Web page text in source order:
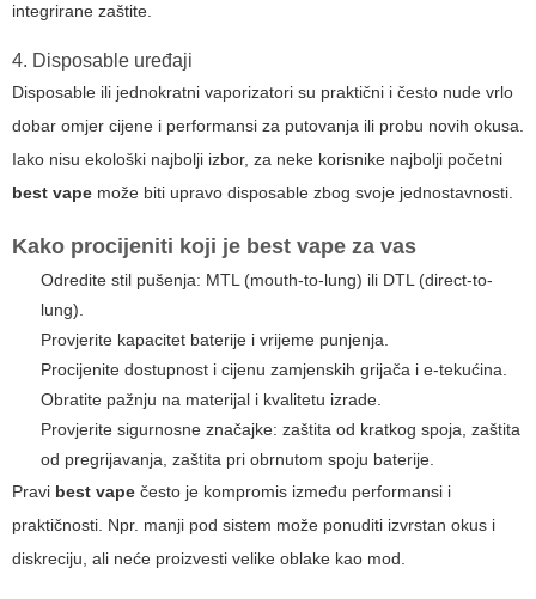
integrirane zaštite.
4. Disposable uređaji
Disposable ili jednokratni vaporizatori su praktični i često nude vrlo
dobar omjer cijene i performansi za putovanja ili probu novih okusa.
Iako nisu ekološki najbolji izbor, za neke korisnike najbolji početni
best vape može biti upravo disposable zbog svoje jednostavnosti.
Kako procijeniti koji je best vape za vas
Odredite stil pušenja: MTL (mouth-to-lung) ili DTL (direct-to-
lung).
Provjerite kapacitet baterije i vrijeme punjenja.
Procijenite dostupnost i cijenu zamjenskih grijača i e-tekućina.
Obratite pažnju na materijal i kvalitetu izrade.
Provjerite sigurnosne značajke: zaštita od kratkog spoja, zaštita
od pregrijavanja, zaštita pri obrnutom spoju baterije.
Pravi best vape često je kompromis između performansi i
praktičnosti. Npr. manji pod sistem može ponuditi izvrstan okus i
diskreciju, ali neće proizvesti velike oblake kao mod.